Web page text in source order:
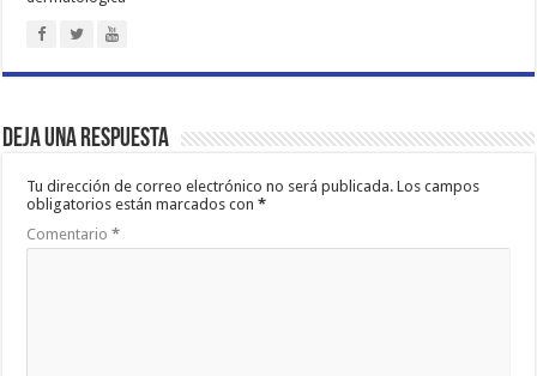
Deja una respuesta
Tu dirección de correo electrónico no será publicada. Los campos
obligatorios están marcados con*
Comentario*